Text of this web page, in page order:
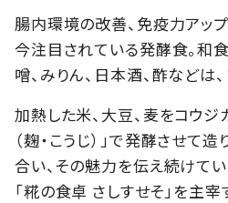
腸内環境の改善、免疫力アッ
今注目されている発酵食。和
噌、みりん、日本酒、酢などは
加熱した米、大豆、麦をコウ
（麹・こうじ）」で発酵させて
合い、その魅力を伝え続けて
「糀の食卓 さしすせそ」を主宰